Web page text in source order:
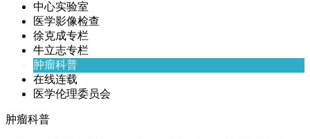
中心实验室
医学影像检查
徐克成专栏
牛立志专栏
肿瘤科普
在线连载
医学伦理委员会
肿瘤科普